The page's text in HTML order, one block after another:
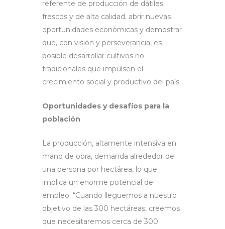
referente de producción de dátiles
frescos y de alta calidad, abrir nuevas
oportunidades económicas y demostrar
que, con visión y perseverancia, es
posible desarrollar cultivos no
tradicionales que impulsen el
crecimiento social y productivo del país.
Oportunidades y desafíos para la
población
La producción, altamente intensiva en
mano de obra, demanda alrededor de
una persona por hectárea, lo que
implica un enorme potencial de
empleo. “Cuando lleguemos a nuestro
objetivo de las 300 hectáreas, creemos
que necesitaremos cerca de 300